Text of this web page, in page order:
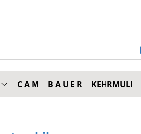
C A M B A U E R KEHRMULI